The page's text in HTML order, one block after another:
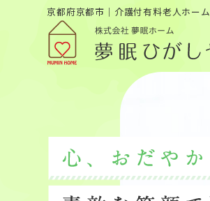
京都府京都市｜介護付有料老人ホーム